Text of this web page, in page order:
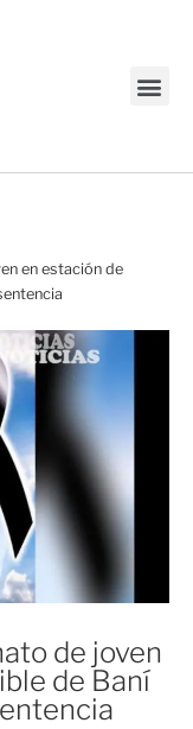
en estación de
de joven
de Baní